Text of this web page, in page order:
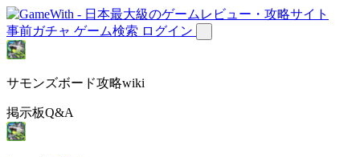
事前ガチャ ゲーム検索 ログイン
サモンズボード攻略wiki
掲示板Q&A